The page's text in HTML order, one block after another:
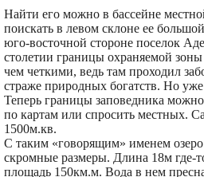
Найти его можно в бассейне
поискать в левом склоне ее
юго-восточной стороне поселок
столетии границы охраняемой
чем четкими, ведь там проходил
страже природных богатств. Но
Теперь границы заповедника можно
по картам или спросить местных.
1500м.кв.
С таким «говорящим» именем
скромные размеры. Длина 18м где-
площадь 150км.м. Вода в нем